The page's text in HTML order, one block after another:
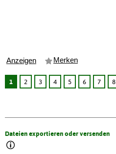
Anzeigen Merken
1 2 3 4 5 6 7 8
Dateien exportieren oder versenden